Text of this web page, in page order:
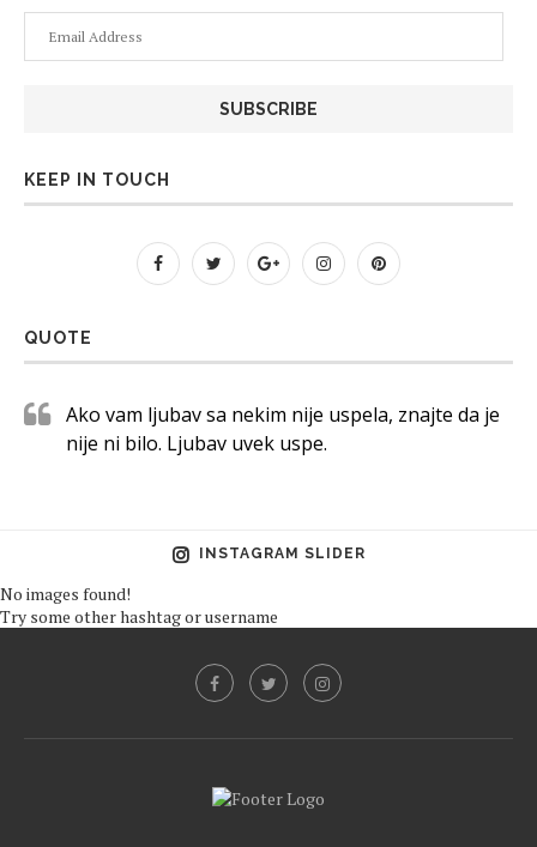
Email
Address
KEEP IN TOUCH
QUOTE
Ako vam ljubav sa nekim nije uspela, znajte da je
nije ni bilo. Ljubav uvek uspe.
INSTAGRAM SLIDER
No images found!
Try some other hashtag or username